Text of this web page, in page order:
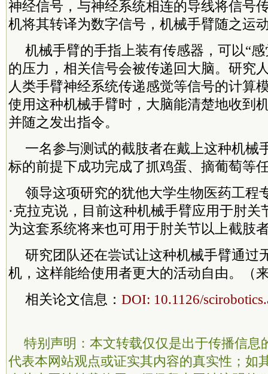
神经信号，与神经系统相连的导线将信号
机将其转译为数字信号，机械手臂随之运
机械手臂的手指上装有传感器，可以“
的压力，相关信号会被传递回大脑。研究
人类手臂神经系统传递感觉等信号的计算
使用这种机械手臂时，大脑能清楚地收到
并随之发出指令。
一名参与测试的截肢者在戴上这种机械
标的前提下成功完成了抓鸡蛋、摘葡萄等
领导这项研究的犹他大学生物医药工程
·克拉克说，目前这种机械手臂应用于肘关
为这套系统将来也可用于肘关节以上截肢
研究团队还在尝试让这种机械手臂通过
机，这样能给使用者更大的活动自由。（
相关论文信息： DOI: 10.1126/
特别声明：本文转载仅仅是出于传播信息
代表本网站观点或证实其内容的真实性；如